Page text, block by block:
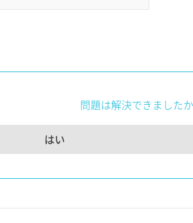
問題は解決できました
はい